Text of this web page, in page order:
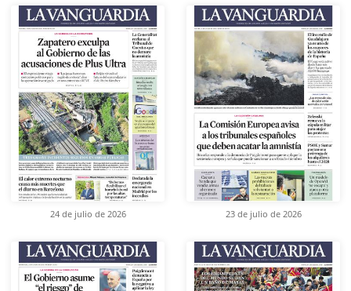
24 de julio de 2026 23 de julio de 2026